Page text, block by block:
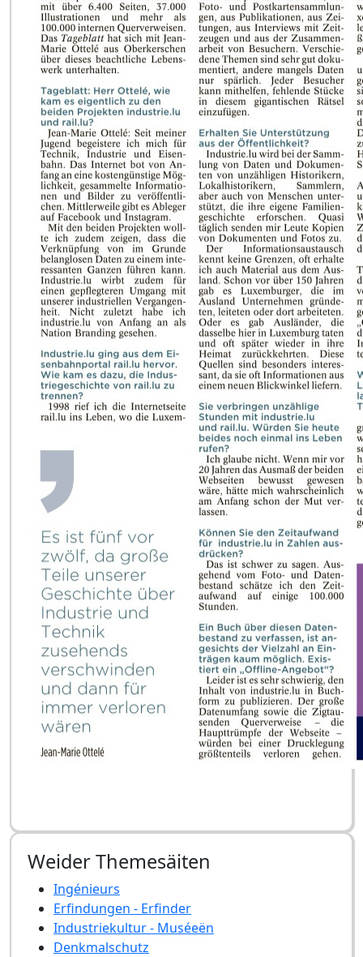
Weider Themesäiten
Ingénieurs
Erfindungen - Erfinder
Industriekultur - Muséeën
Denkmalschutz